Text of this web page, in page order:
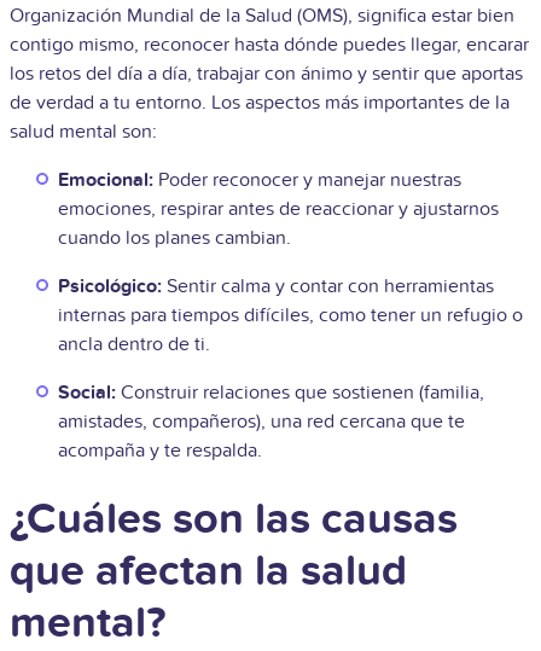
Organización Mundial de la Salud (OMS), significa estar bien
contigo mismo, reconocer hasta dónde puedes llegar, encarar
los retos del día a día, trabajar con ánimo y sentir que aportas
de verdad a tu entorno. Los aspectos más importantes de la
salud mental son:
Emocional: Poder reconocer y manejar nuestras
emociones, respirar antes de reaccionar y ajustarnos
cuando los planes cambian.
Psicológico: Sentir calma y contar con herramientas
internas para tiempos difíciles, como tener un refugio o
ancla dentro de ti.
Social: Construir relaciones que sostienen (familia,
amistades, compañeros), una red cercana que te
acompaña y te respalda.
¿Cuáles son las causas
que afectan la salud
mental?